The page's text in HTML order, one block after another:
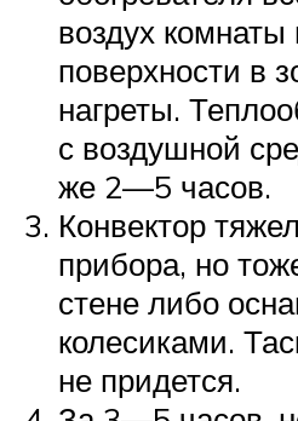
воздух
поверхности в
нагреты.
с воздушной
же 2—5 часов.
Конвектор
прибора, но
стене либо
колесиками.
не придется.